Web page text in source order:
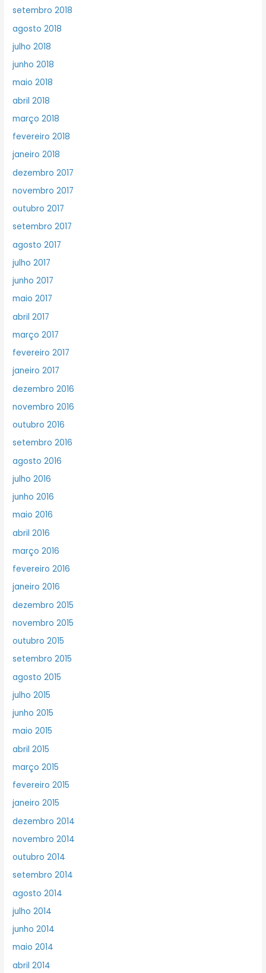
setembro 2018
agosto 2018
julho 2018
junho 2018
maio 2018
abril 2018
março 2018
fevereiro 2018
janeiro 2018
dezembro 2017
novembro 2017
outubro 2017
setembro 2017
agosto 2017
julho 2017
junho 2017
maio 2017
abril 2017
março 2017
fevereiro 2017
janeiro 2017
dezembro 2016
novembro 2016
outubro 2016
setembro 2016
agosto 2016
julho 2016
junho 2016
maio 2016
abril 2016
março 2016
fevereiro 2016
janeiro 2016
dezembro 2015
novembro 2015
outubro 2015
setembro 2015
agosto 2015
julho 2015
junho 2015
maio 2015
abril 2015
março 2015
fevereiro 2015
janeiro 2015
dezembro 2014
novembro 2014
outubro 2014
setembro 2014
agosto 2014
julho 2014
junho 2014
maio 2014
abril 2014